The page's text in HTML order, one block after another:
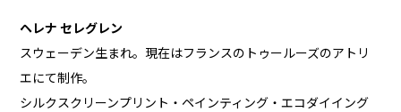
ヘレナ セレグレン
スウェーデン生まれ。現在はフランスのトゥールーズのアトリ
エにて制作。
シルクスクリーンプリント・ペインティング・エコダイイング